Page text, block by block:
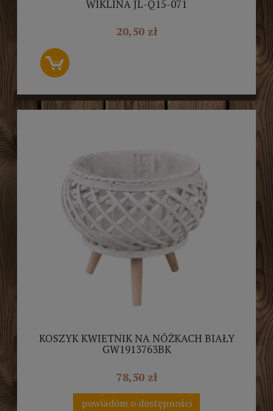
WIKLINA JL-Q15-071
20,50 zł
KOSZYK KWIETNIK NA NÓŻKACH BIAŁY
GW1913763BK
78,50 zł
powiadom o dostępności